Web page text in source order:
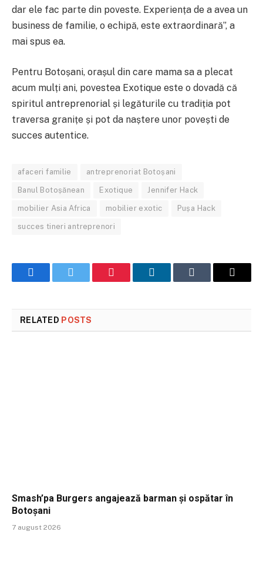
dar ele fac parte din poveste. Experiența de a avea un
business de familie, o echipă, este extraordinară”, a
mai spus ea.
Pentru Botoșani, orașul din care mama sa a plecat
acum mulți ani, povestea Exotique este o dovadă că
spiritul antreprenorial și legăturile cu tradiția pot
traversa granițe și pot da naștere unor povești de
succes autentice.
afaceri familie antreprenoriat Botoșani
Banul Botoșănean Exotique Jennifer Hack
mobilier Asia Africa mobilier exotic Pușa Hack
succes tineri antreprenori
FacebookTwitter Pinterest LinkedInTumblr Email
RELATED POSTS
Smash’pa Burgers angajează barman și ospătar în
Botoșani
7 august 2026